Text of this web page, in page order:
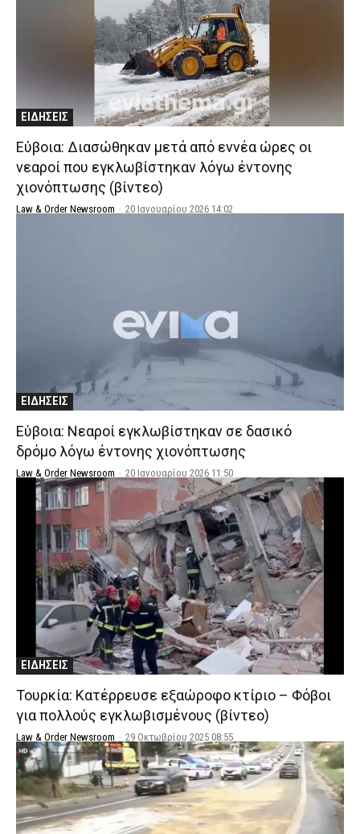
ΕΙΔΗΣΕΙΣ
Εύβοια: Διασώθηκαν μετά από εννέα ώρες οι
νεαροί που εγκλωβίστηκαν λόγω έντονης
χιονόπτωσης (βίντεο)
Law & Order Newsroom - 20 Ιανουαρίου 2026 14:02
ΕΙΔΗΣΕΙΣ
Εύβοια: Νεαροί εγκλωβίστηκαν σε δασικό
δρόμο λόγω έντονης χιονόπτωσης
Law & Order Newsroom - 20 Ιανουαρίου 2026 11:50
ΕΙΔΗΣΕΙΣ
Τουρκία: Κατέρρευσε εξαώροφο κτίριο – Φόβοι
για πολλούς εγκλωβισμένους (βίντεο)
Law & Order Newsroom - 29 Οκτωβρίου 2025 08:55